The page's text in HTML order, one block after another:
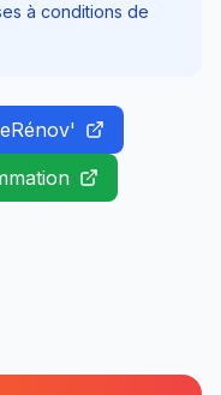
à conditions de